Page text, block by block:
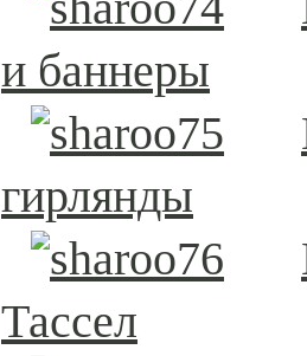
и баннеры
гирлянды
Тассел